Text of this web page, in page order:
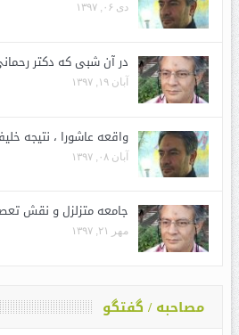
دی ۰۶, ۱۳۹۷
در آن شبی که دکتر
آبان ۱۹, ۱۳۹۷
واقعه عاشورا ، نتیجه
آبان ۰۸, ۱۳۹۷
جامعه متزلزل و نقش
مهر ۲۱, ۱۳۹۷
مصاحبه / گفتگو